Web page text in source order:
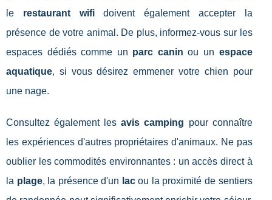
le restaurant wifidoivent également accepter la
présence de votre animal. De plus, informez-vous sur les
espaces dédiés comme un parc canin ou un espace
aquatique, si vous désirez emmener votre chien pour
une nage.
Consultez également lesavis camping pour connaître
les expériences d'autres propriétaires d'animaux. Ne pas
oublier les commodités environnantes : un accès direct à
la plage, la présence d'un lacou la proximité de sentiers